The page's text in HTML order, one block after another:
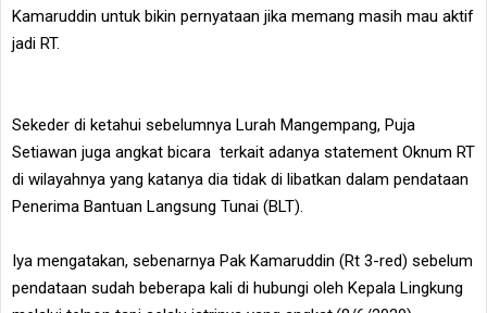
Kamaruddin untuk bikin pernyataan jika memang masih mau aktif
jadi RT.
Sekeder di ketahui sebelumnya Lurah Mangempang, Puja
Setiawan juga angkat bicara terkait adanya statement Oknum RT
di wilayahnya yang katanya dia tidak di libatkan dalam pendataan
Penerima Bantuan Langsung Tunai (BLT).
Iya mengatakan, sebenarnya Pak Kamaruddin (Rt 3-red) sebelum
pendataan sudah beberapa kali di hubungi oleh Kepala Lingkung